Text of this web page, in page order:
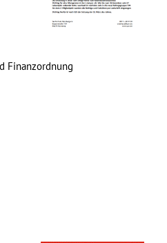
Finanzordnung